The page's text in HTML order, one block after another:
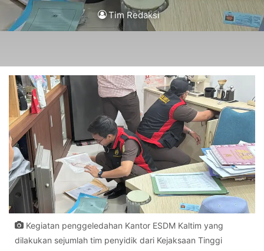
Tim Redaksi
Kegiatan penggeledahan Kantor ESDM Kaltim yang
dilakukan sejumlah tim penyidik dari Kejaksaan Tinggi